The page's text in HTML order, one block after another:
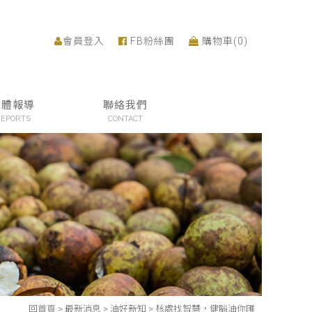
會員登入 FB粉絲團 購物車(0)
報導 聯絡我們
CONTACT
回首頁 > 最新消息 > 油好新知 > 核處找智慧，健腦油你匯